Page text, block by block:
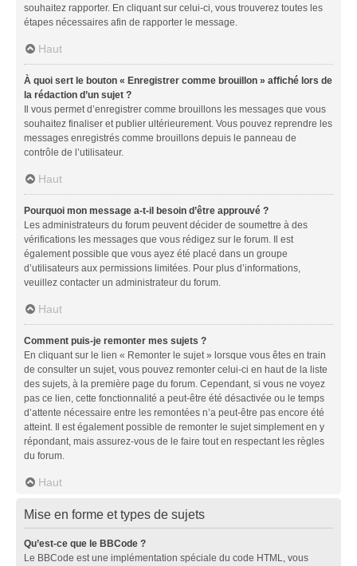
souhaitez rapporter. En cliquant sur celui-ci, vous trouverez toutes les
étapes nécessaires afin de rapporter le message.
Haut
À quoi sert le bouton « Enregistrer comme brouillon » affiché lors de
la rédaction d’un sujet ?
Il vous permet d’enregistrer comme brouillons les messages que vous
souhaitez finaliser et publier ultérieurement. Vous pouvez reprendre les
messages enregistrés comme brouillons depuis le panneau de
contrôle de l’utilisateur.
Haut
Pourquoi mon message a-t-il besoin d’être approuvé ?
Les administrateurs du forum peuvent décider de soumettre à des
vérifications les messages que vous rédigez sur le forum. Il est
également possible que vous ayez été placé dans un groupe
d’utilisateurs aux permissions limitées. Pour plus d’informations,
veuillez contacter un administrateur du forum.
Haut
Comment puis-je remonter mes sujets ?
En cliquant sur le lien « Remonter le sujet » lorsque vous êtes en train
de consulter un sujet, vous pouvez remonter celui-ci en haut de la liste
des sujets, à la première page du forum. Cependant, si vous ne voyez
pas ce lien, cette fonctionnalité a peut-être été désactivée ou le temps
d’attente nécessaire entre les remontées n’a peut-être pas encore été
atteint. Il est également possible de remonter le sujet simplement en y
répondant, mais assurez-vous de le faire tout en respectant les règles
du forum.
Haut
Mise en forme et types de sujets
Qu’est-ce que le BBCode ?
Le BBCode est une implémentation spéciale du code HTML, vous